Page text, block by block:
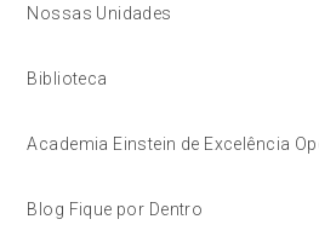
Nossas Unidades
Biblioteca
Academia Einstein de Excelência
Blog Fique por Dentro